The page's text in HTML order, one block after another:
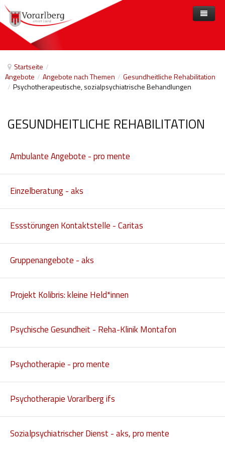
Startseite /
Angebote / Angebote nach Themen / Gesundheitliche Rehabilitation
/ Psychotherapeutische, sozialpsychiatrische Behandlungen
GESUNDHEITLICHE REHABILITATION
Ambulante Angebote - pro mente
Einzelberatung - aks
Essstörungen Kontaktstelle - Caritas
Gruppenangebote - aks
Projekt Kolibris: kleine Held*innen
Psychische Gesundheit - Reha-Klinik Montafon
Psychotherapie - pro mente
Psychotherapie Vorarlberg ifs
Sozialpsychiatrischer Dienst - aks, pro mente
Home
Angebote nach Themen
Barrierefreiheit
Freizeit
Gesetzliche Vertretungen
Kindheit und Jugend
Selbsthilfe und Selbstvertretung
Pflege, Pflegende Angehörige
Anbieter
Veranstaltungen